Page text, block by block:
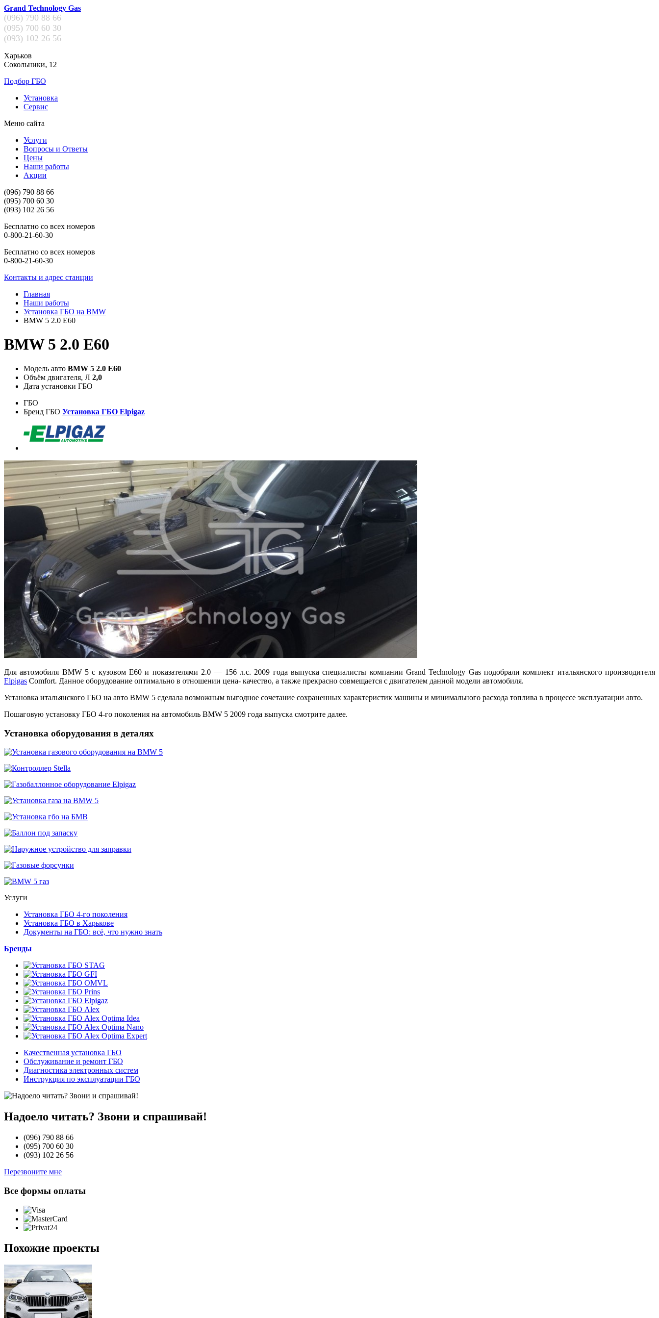
Grand Technology Gas
(096) 790 88 66
(095) 700 60 30
(093) 102 26 56
Харьков
Сокольники, 12
Подбор ГБО
Установка
Сервис
Меню сайта
Услуги
Вопросы и Ответы
Цены
Наши работы
Акции
(096) 790 88 66
(095) 700 60 30
(093) 102 26 56
Бесплатно со всех номеров
0-800-21-60-30
Бесплатно со всех номеров
0-800-21-60-30
Контакты и адрес станции
Главная
Наши работы
Установка ГБО на BMW
BMW 5 2.0 E60
BMW 5 2.0 E60
Модель авто BMW 5 2.0 E60
Объём двигателя, Л 2,0
Дата установки ГБО
ГБО
Бренд ГБО Установка ГБО Elpigaz
Для автомобиля BMW 5 с кузовом E60 и показателями 2.0 — 156 л.с. 2009 года выпуска специалисты компании Grand Technology Gas подобрали комплект итальянского производителя
Elpigas Comfort. Данное оборудование оптимально в отношении цена- качество, а также прекрасно совмещается с двигателем данной модели автомобиля.
Установка итальянского ГБО на авто BMW 5 сделала возможным выгодное сочетание сохраненных характеристик машины и минимального расхода топлива в процессе эксплуатации авто.
Пошаговую установку ГБО 4-го поколения на автомобиль BMW 5 2009 года выпуска смотрите далее.
Установка оборудования в деталях
Услуги
Установка ГБО 4-го поколения
Установка ГБО в Харькове
Документы на ГБО: всё, что нужно знать
Бренды
Качественная установка ГБО
Обслуживание и ремонт ГБО
Диагностика электронных систем
Инструкция по эксплуатации ГБО
Надоело читать? Звони и спрашивай!
(096) 790 88 66
(095) 700 60 30
(093) 102 26 56
Перезвоните мне
Все формы оплаты
Похожие проекты